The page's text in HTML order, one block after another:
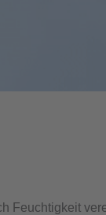
Feuchtigkeit